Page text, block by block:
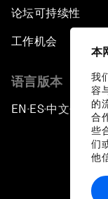
本
我
容
的
合
些
们
他
论坛可持续性
工作机会
语言版本
EN ▪ES▪中文▪ 日本語